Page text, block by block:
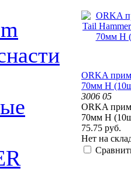
ORKA
70мм H
3006 05
ORKA
70мм H
75.75 руб.
Нет на